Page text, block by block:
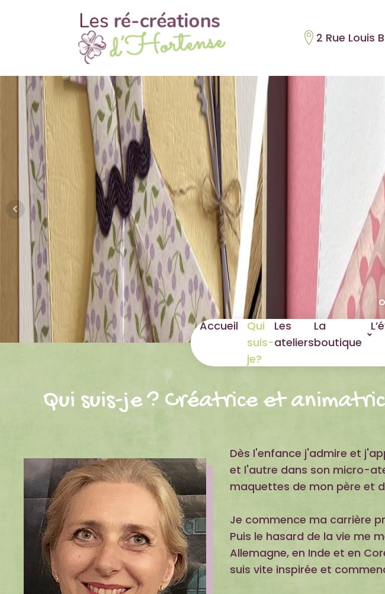
2 Rue Louis
Accueil
Qui
suis-
je?
Les
ateliers
La
boutique
Qui suis-je ? Créatrice et
Dès l'enfance j'admire et
et l'autre dans son micro-
maquettes de mon père et
Je commence ma carrière
Puis le hasard de la vie me
Allemagne, en Inde et en
suis vite inspirée et